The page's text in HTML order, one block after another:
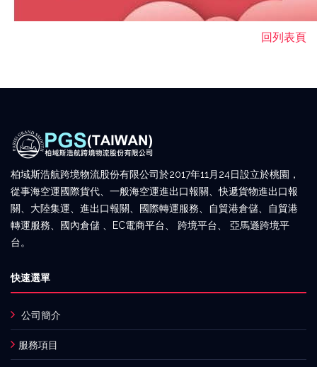
回列表頁
柏域斯浩航跨境物流股份有限公司於2017年11月24日設立於桃園，
從事海空運國際貨代、一般海空運進出口報關、快遞貨物進出口報
關、大陸集運、進出口報關、國際轉運服務、自貿港倉儲、自貿港
轉運服務、國內倉儲 、EC電商平台、 跨境平台、 亞馬遜跨境平
台。
快速選單
公司簡介
服務項目